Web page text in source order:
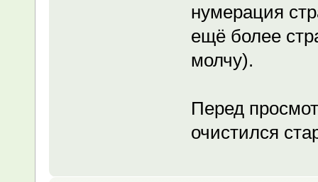
нумерация
ещё более
молчу).
Перед
очистился